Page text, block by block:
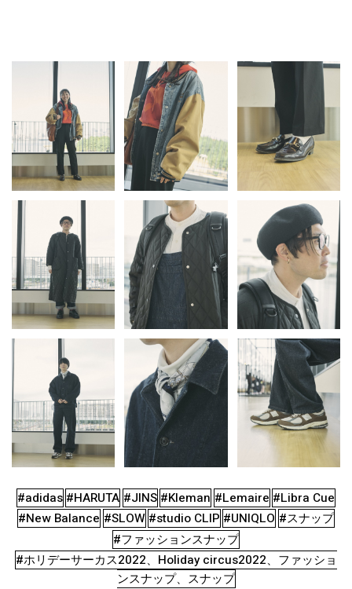
#adidas #HARUTA #JINS #Kleman #Lemaire #Libra Cue
#New Balance #SLOW #studio CLIP #UNIQLO #スナップ
#ファッションスナップ
#ホリデーサーカス2022、Holiday circus2022、ファッショ
ンスナップ、スナップ